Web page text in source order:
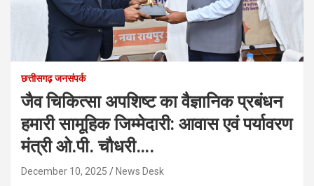
छत्तीसगढ़ जनसंपर्क
जैव चिकित्सा अपशिष्ट का वैज्ञानिक प्रबंधन
हमारी सामूहिक जिम्मेदारी: आवास एवं पर्यावरण
मंत्री ओ.पी. चौधरी….
December 10, 2025 News Desk